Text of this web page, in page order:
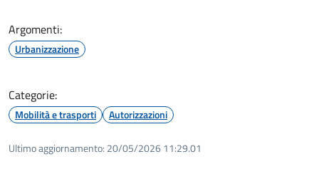
Argomenti:
Urbanizzazione
Categorie:
Mobilità e trasporti Autorizzazioni
Ultimo aggiornamento: 20/05/2026 11:29.01